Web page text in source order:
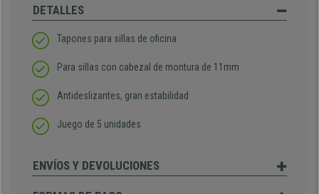
DETALLES
Tapones para sillas de oficina
Para sillas con cabezal de montura de 11mm
Antideslizantes, gran estabilidad
Juego de 5 unidades
ENVÍOS Y DEVOLUCIONES